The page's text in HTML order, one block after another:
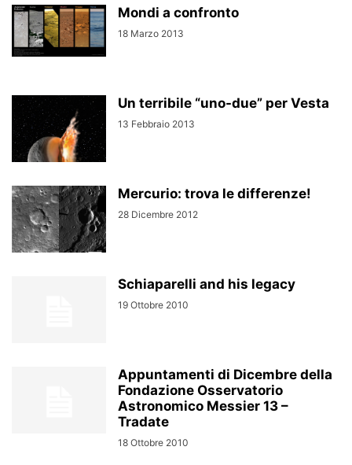
Mondi a confronto
18 Marzo 2013
Un terribile “uno-due” per Vesta
13 Febbraio 2013
Mercurio: trova le differenze!
28 Dicembre 2012
Schiaparelli and his legacy
19 Ottobre 2010
Appuntamenti di Dicembre della
Fondazione Osservatorio
Astronomico Messier 13 –
Tradate
18 Ottobre 2010